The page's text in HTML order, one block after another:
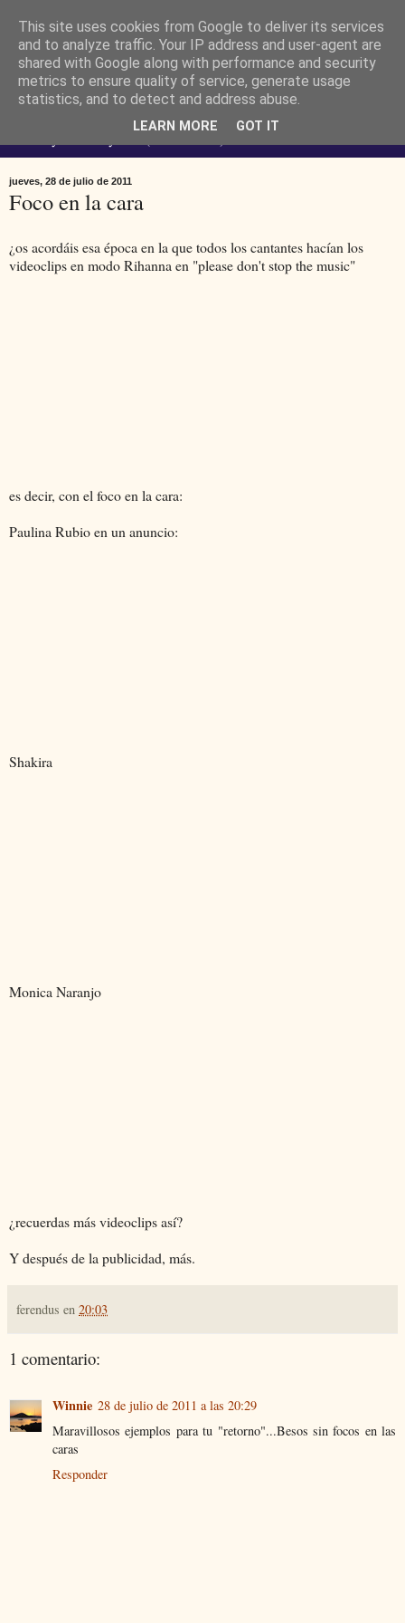
Ferendus K. Resimler -
personal
jueves, 28 de julio de 2011
Foco en la cara
¿os acordáis esa época en la que todos los cantantes hacían los
videoclips en modo Rihanna en "please don't stop the music"
es decir, con el foco en la cara:
Paulina Rubio en un anuncio:
Shakira
Monica Naranjo
¿recuerdas más videoclips así?
Y después de la publicidad, más.
ferendus en 20:03
1 comentario:
Winnie 28 de julio de 2011 a las 20:29
Maravillosos ejemplos para tu "retorno"...Besos sin focos en las
caras
Responder
This site uses cookies from Google to deliver its services
and to analyze traffic. Your IP address and user-agent are
shared with Google along with performance and security
metrics to ensure quality of service, generate usage
statistics, and to detect and address abuse.
LEARN MORE GOT IT